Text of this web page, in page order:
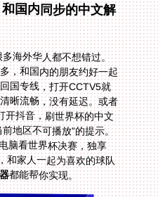
国内同步的中文解
海外华人都不想错过。
，和国内的朋友约好一起
国专线，打开CCTV5就
的中文解说，画面清晰流畅，没有延迟。或者
旅游，用iOS手机打开抖音，刷世界杯的中文
，再也不会出现“当前地区不可播放”的提示。
国的家里，用mac电脑看世界杯决赛，独享
让4K画面丝滑播放，和家人一起为喜欢的球队
都能帮你实现。